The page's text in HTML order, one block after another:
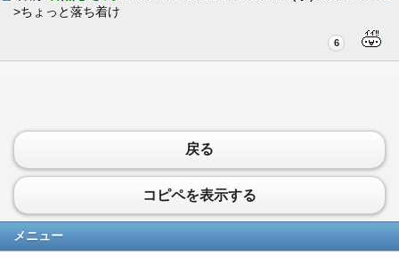
>ちょっと落ち着け
6
戻る
コピペを表示する
メニュー